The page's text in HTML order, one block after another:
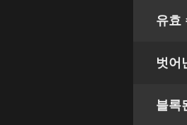
유효
벗어
블록